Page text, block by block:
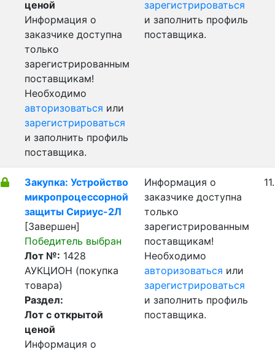
ценой
Информация о
заказчике доступна
только
зарегистрированным
поставщикам!
Необходимо
авторизоваться или
зарегистрироваться
и заполнить профиль
поставщика.
зарегистрироваться
и заполнить профиль
поставщика.
Закупка: Устройство
микропроцессорной
защиты Сириус-2Л
[Завершен]
Победитель выбран
Лот №: 1428
АУКЦИОН (покупка
товара)
Раздел:
Лот с открытой
ценой
Информация о
Информация о
заказчике доступна
только
зарегистрированным
поставщикам!
Необходимо
авторизоваться или
зарегистрироваться
и заполнить профиль
поставщика.